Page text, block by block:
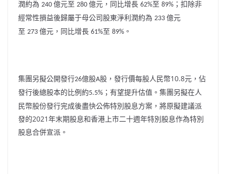
潤約為 240 億元至 280 億元，同比增長 62%至 89% ；扣除非
經常性損益後歸屬于母公司股東淨利潤約為 233 億元
至 273 億元，同比增長 61%至 89% 。
集團另擬公開發行26億股A股， 發行價每股人民幣10.8元 ，佔
發行後總股本的比例約5.5% ；有望提升估值。集團另擬在人
民幣股份發行完成後盡快公佈特別股息方案，將原擬建議派
發的2021 年末期股息和香港上市二十週年特別股息作為特別
股息合併宣派。